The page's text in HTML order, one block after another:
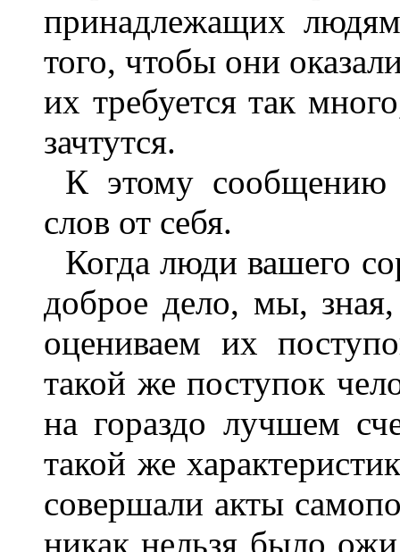
принадлежащих
того, чтобы они
их требуется так
зачтутся.
К этому сообщению
слов от себя.
Когда люди вашего
доброе дело, мы,
оцениваем их
такой же поступок
на гораздо лучшем
такой же
совершали акты
никак нельзя было